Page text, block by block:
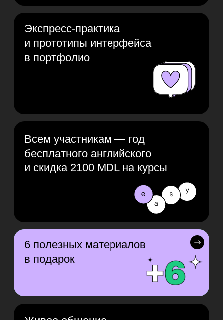
доступ к видео
в подарок
Живое общение
с дизайнером
UX/UI-дизайнер — это
специалист, который
разрабатывает сайты
Его задача — сделать интерфейс